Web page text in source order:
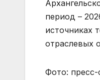
период –
источниках
отраслевых
Фото: пресс-